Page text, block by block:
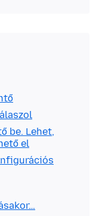
be. Lehet,
el